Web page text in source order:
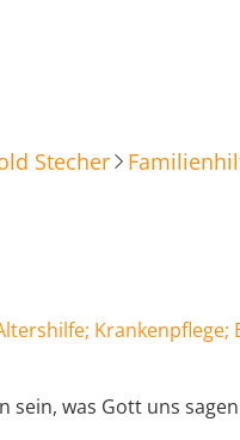
Stecher
Krankenpflege;
sein, was Gott uns